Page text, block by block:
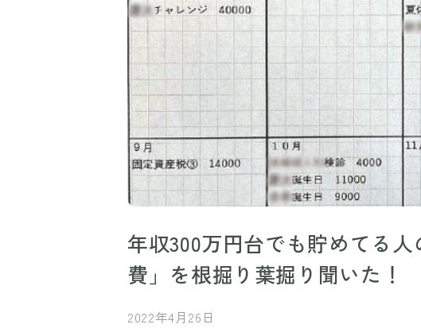
年収300万円台でも貯めてる
費」を根掘り葉掘り聞いた！
2022年4月26日